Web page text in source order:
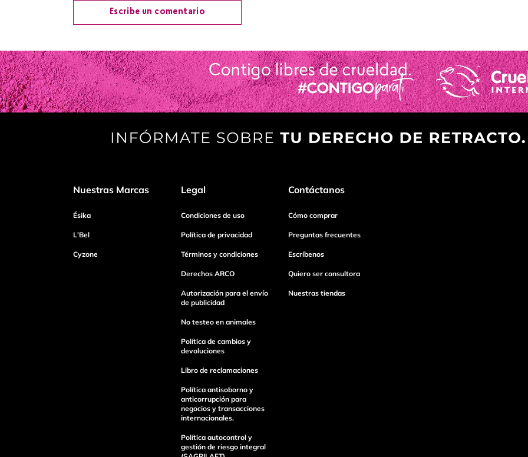
Escribe un comentario
Agregar comentario
Título
Nuestras Marcas
Ésika
L'Bel
Cyzone
Legal
Condiciones de uso
Política de privacidad
Términos y condiciones
Derechos ARCO
Autorización para el envío
de publicidad
No testeo en animales
Política de cambios y
devoluciones
Libro de reclamaciones
Política antisoborno y
anticorrupción para
negocios y transacciones
internacionales.
Política autocontrol y
gestión de riesgo integral
Contáctanos
Cómo comprar
Preguntas frecuentes
Escríbenos
Quiero ser consultora
Nuestras tiendas